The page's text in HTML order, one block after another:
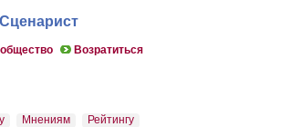
Возратиться
Мнениям Рейтингу